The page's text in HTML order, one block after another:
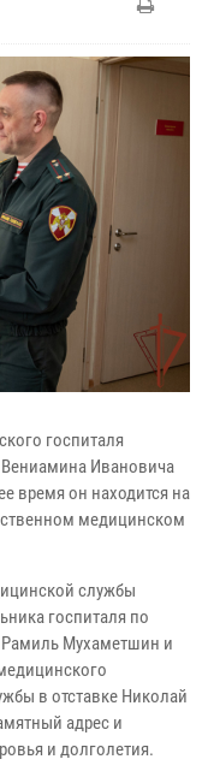
госпиталя
Ивановича
время он находится на
медицинском
службы
госпиталя по
Рамиль Мухаметшин и
в отставке Николай
адрес и
и долголетия.